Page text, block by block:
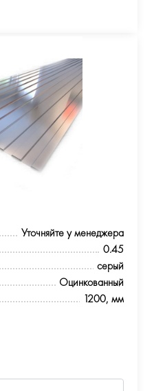
Уточняйте у менеджера
0.45
серый
Оцинкованный
1200, мм